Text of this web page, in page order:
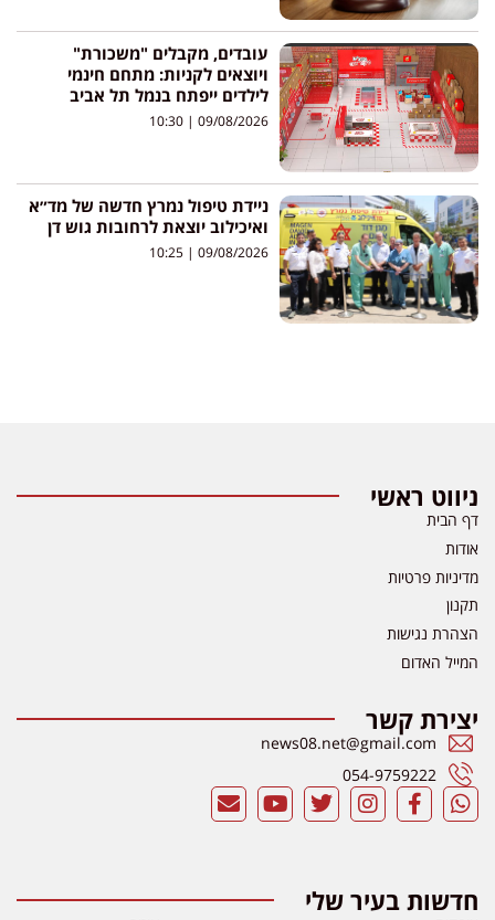
עובדים, מקבלים "משכורת"
ויוצאים לקניות: מתחם חינמי
לילדים ייפתח בנמל תל אביב
09/08/2026
ניידת טיפול נמרץ חדשה של מד״א
ואיכילוב יוצאת לרחובות גוש דן
09/08/2026
ניווט ראשי
דף הבית
אודות
מדיניות פרטיות
תקנון
הצהרת נגישות
המייל האדום
יצירת קשר
news08.net@gmail.com
054-9759222
חדשות בעיר שלי